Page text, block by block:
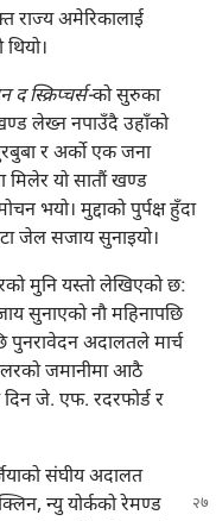
राज्य अमेरिकालाई
द स्क्रिप्चर्स-को सुरुका
लेख्न नपाउँदै उहाँको
र अर्को एक जना
मिलेर यो सातौं खण्ड
भयो। मुद्दाको पुर्पक्ष हुँदा
जेल सजाय सुनाइयो।
मुनि यस्तो लेखिएको छ:
सुनाएको नौ महिनापछि
पुनरावेदन अदालतले मार्च
जमानीमा आठै
जे. एफ. रदरफोर्ड र
संघीय अदालत
न्यु योर्कको रेमण्ड